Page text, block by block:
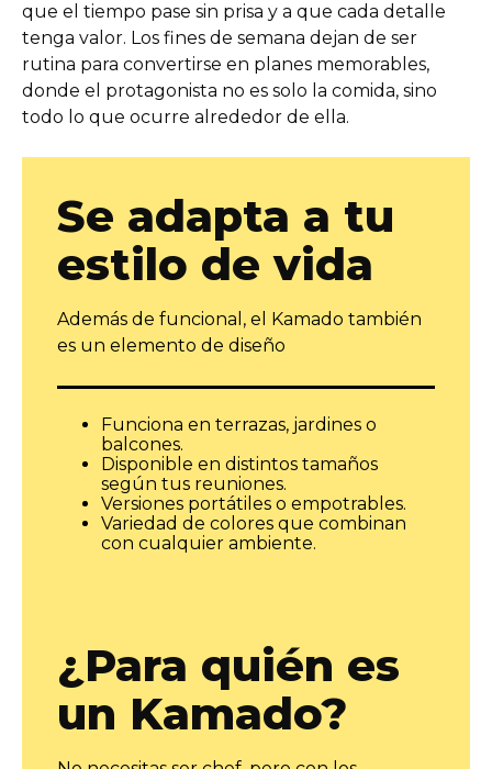
que el tiempo pase sin prisa y a que cada detalle
tenga valor. Los fines de semana dejan de ser
rutina para convertirse en planes memorables,
donde el protagonista no es solo la comida, sino
todo lo que ocurre alrededor de ella.
Se adapta a tu
estilo de vida
Además de funcional, el Kamado también
es un elemento de diseño
Funciona en terrazas, jardines o
balcones.
Disponible en distintos tamaños
según tus reuniones.
Versiones portátiles o empotrables.
Variedad de colores que combinan
con cualquier ambiente.
¿Para quién es
un Kamado?